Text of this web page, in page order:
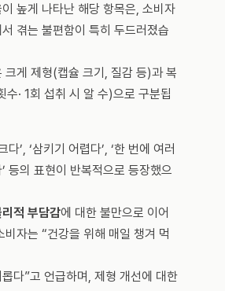
높게 나타난 해당 항목은, 소비자
겪는 불편함이 특히 두드러졌습
크게 제형(캡슐 크기, 질감 등)과 복
수· 1회 섭취 시 알 수)으로 구분됩
다’, ‘삼키기 어렵다’, ‘한 번에 여러
등의 표현이 반복적으로 등장했으
적 부담감에 대한 불만으로 이어
비자는 “건강을 위해 매일 챙겨 먹
다”고 언급하며, 제형 개선에 대한